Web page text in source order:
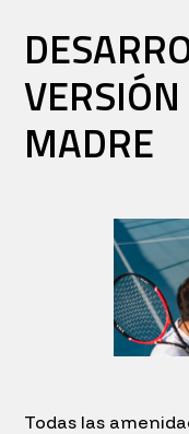
MADRE
Todas las